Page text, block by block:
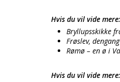
Hvis du vil vide mere:
Bryllupsskikke
Frøslev,
Rømø – en ø i
Hvis du vil vide mere: